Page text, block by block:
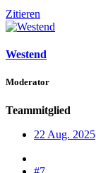
Zitieren
Westend
Moderator
Teammitglied
22 Aug. 2025